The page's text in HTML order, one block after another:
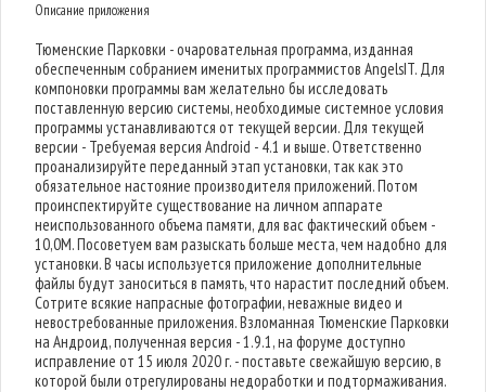
Описание приложения
Тюменские Парковки - очаровательная программа, изданная
обеспеченным собранием именитых программистов AngelsIT. Для
компоновки программы вам желательно бы исследовать
поставленную версию системы, необходимые системное условия
программы устанавливаются от текущей версии. Для текущей
версии - Требуемая версия Android - 4.1 и выше. Ответственно
проанализируйте переданный этап установки, так как это
обязательное настояние производителя приложений. Потом
проинспектируйте существование на личном аппарате
неиспользованного объема памяти, для вас фактический объем -
10,0M. Посоветуем вам разыскать больше места, чем надобно для
установки. В часы используется приложение дополнительные
файлы будут заноситься в память, что нарастит последний объем.
Сотрите всякие напрасные фотографии, неважные видео и
невостребованные приложения. Взломанная Тюменские Парковки
на Андроид, полученная версия - 1.9.1, на форуме доступно
исправление от 15 июля 2020 г. - поставьте свежайшую версию, в
которой были отрегулированы недоработки и подтормаживания.